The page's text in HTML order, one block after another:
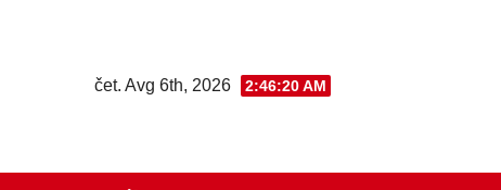
čet. Avg 6th, 2026 2:46:20 AM